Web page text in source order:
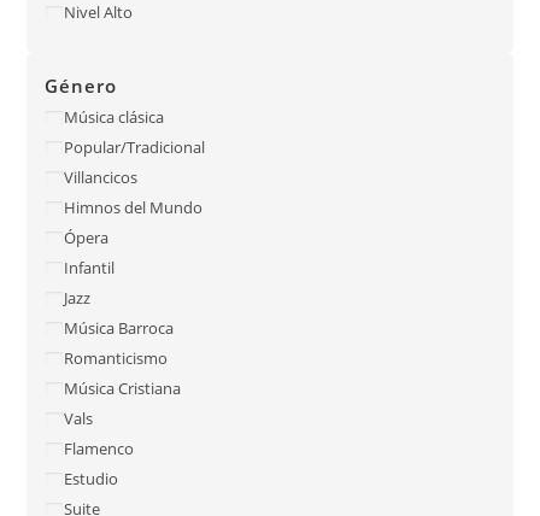
Nivel Alto
Género
Música clásica
Popular/Tradicional
Villancicos
Himnos del Mundo
Ópera
Infantil
Jazz
Música Barroca
Romanticismo
Música Cristiana
Vals
Flamenco
Estudio
Suite